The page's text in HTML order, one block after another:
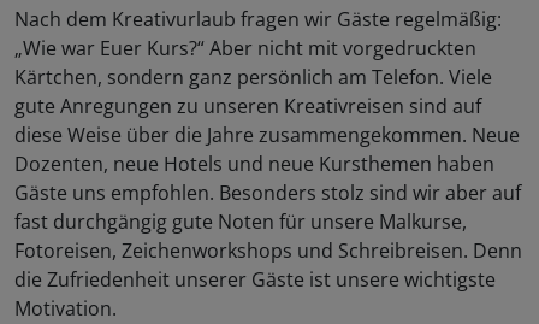
Nach dem Kreativurlaub fragen wir Gäste regelmäßig:
„Wie war Euer Kurs?“ Aber nicht mit vorgedruckten
Kärtchen, sondern ganz persönlich am Telefon. Viele
gute Anregungen zu unseren Kreativreisen sind auf
diese Weise über die Jahre zusammengekommen. Neue
Dozenten, neue Hotels und neue Kursthemen haben
Gäste uns empfohlen. Besonders stolz sind wir aber auf
fast durchgängig gute Noten für unsere Malkurse,
Fotoreisen, Zeichenworkshops und Schreibreisen. Denn
die Zufriedenheit unserer Gäste ist unsere wichtigste
Motivation.